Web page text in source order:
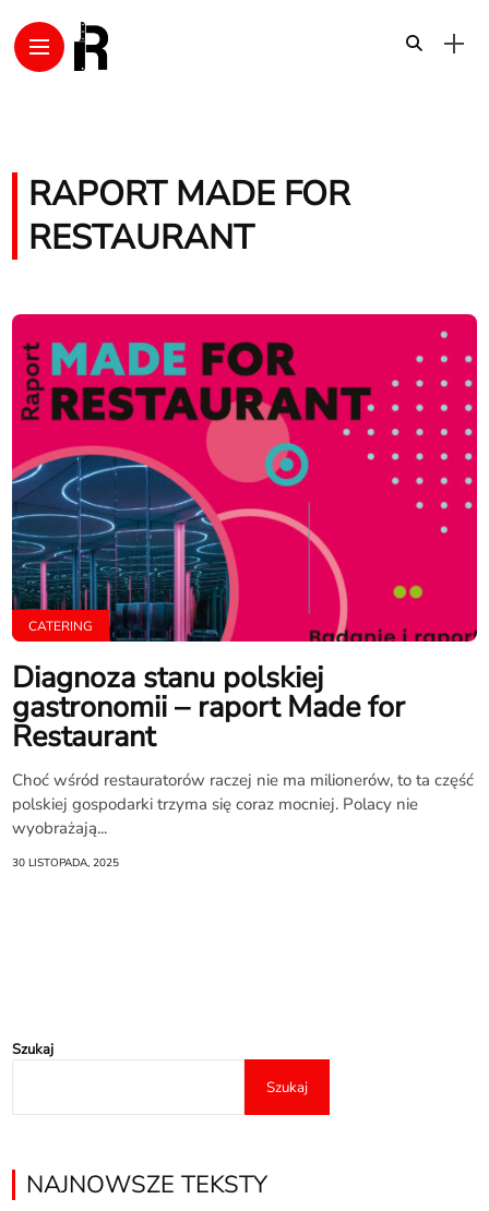
RAPORT MADE FOR
RESTAURANT
CATERING
Diagnoza stanu polskiej
gastronomii – raport Made for
Restaurant
Choć wśród restauratorów raczej nie ma milionerów, to ta część
polskiej gospodarki trzyma się coraz mocniej. Polacy nie
wyobrażają...
30 LISTOPADA, 2025
Szukaj
Szukaj
NAJNOWSZE TEKSTY